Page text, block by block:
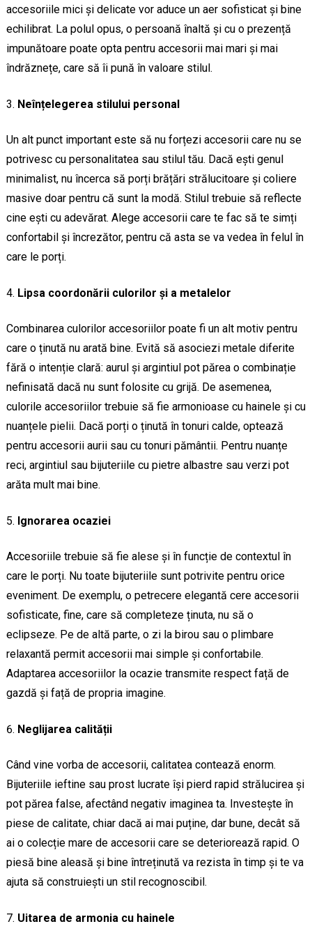
accesoriile mici și delicate vor aduce un aer sofisticat și bine
echilibrat. La polul opus, o persoană înaltă și cu o prezență
impunătoare poate opta pentru accesorii mai mari și mai
îndrăznețe, care să îi pună în valoare stilul.
Neînțelegerea stilului personal
Un alt punct important este să nu forțezi accesorii care nu se
potrivesc cu personalitatea sau stilul tău. Dacă ești genul
minimalist, nu încerca să porți brățări strălucitoare și coliere
masive doar pentru că sunt la modă. Stilul trebuie să reflecte
cine ești cu adevărat. Alege accesorii care te fac să te simți
confortabil și încrezător, pentru că asta se va vedea în felul în
care le porți.
Lipsa coordonării culorilor și a metalelor
Combinarea culorilor accesoriilor poate fi un alt motiv pentru
care o ținută nu arată bine. Evită să asociezi metale diferite
fără o intenție clară: aurul și argintiul pot părea o combinație
nefinisată dacă nu sunt folosite cu grijă. De asemenea,
culorile accesoriilor trebuie să fie armonioase cu hainele și cu
nuanțele pielii. Dacă porți o ținută în tonuri calde, optează
pentru accesorii aurii sau cu tonuri pământii. Pentru nuanțe
reci, argintiul sau bijuteriile cu pietre albastre sau verzi pot
arăta mult mai bine.
Ignorarea ocaziei
Accesoriile trebuie să fie alese și în funcție de contextul în
care le porți. Nu toate bijuteriile sunt potrivite pentru orice
eveniment. De exemplu, o petrecere elegantă cere accesorii
sofisticate, fine, care să completeze ținuta, nu să o
eclipseze. Pe de altă parte, o zi la birou sau o plimbare
relaxantă permit accesorii mai simple și confortabile.
Adaptarea accesoriilor la ocazie transmite respect față de
gazdă și față de propria imagine.
Neglijarea calității
Când vine vorba de accesorii, calitatea contează enorm.
Bijuteriile ieftine sau prost lucrate își pierd rapid strălucirea și
pot părea false, afectând negativ imaginea ta. Investește în
piese de calitate, chiar dacă ai mai puține, dar bune, decât să
ai o colecție mare de accesorii care se deteriorează rapid. O
piesă bine aleasă și bine întreținută va rezista în timp și te va
ajuta să construiești un stil recognoscibil.
Uitarea de armonia cu hainele